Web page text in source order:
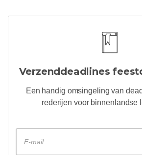
Verzenddeadlines
Een handig omsingeling van
rederijen voor binnenlandse